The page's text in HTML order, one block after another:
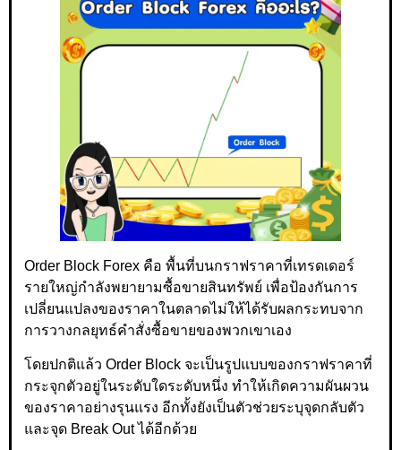
Order Block Forex คือ พื้นที่บนกราฟราคาที่เทรดเดอร์
รายใหญ่กำลังพยายามซื้อขายสินทรัพย์ เพื่อป้องกันการ
เปลี่ยนแปลงของราคาในตลาดไม่ให้ได้รับผลกระทบจาก
การวางกลยุทธ์คำสั่งซื้อขายของพวกเขาเอง
โดยปกติแล้ว Order Block จะเป็นรูปแบบของกราฟราคาที่
กระจุกตัวอยู่ในระดับใดระดับหนึ่ง ทำให้เกิดความผันผวน
ของราคาอย่างรุนแรง อีกทั้งยังเป็นตัวช่วยระบุจุดกลับตัว
และจุด Break Out ได้อีกด้วย